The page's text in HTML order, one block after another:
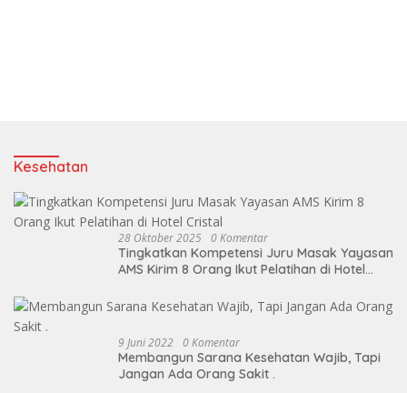
Kesehatan
28 Oktober 2025 0 Komentar
Tingkatkan Kompetensi Juru Masak Yayasan
AMS Kirim 8 Orang Ikut Pelatihan di Hotel
9 Juni 2022 0 Komentar
Membangun Sarana Kesehatan Wajib, Tapi
Jangan Ada Orang Sakit .